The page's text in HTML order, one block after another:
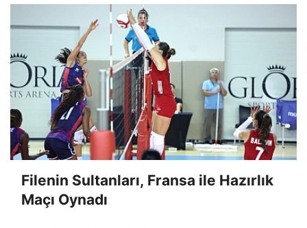
Filenin Sultanları, Fransa ile Hazırlık
Maçı Oynadı